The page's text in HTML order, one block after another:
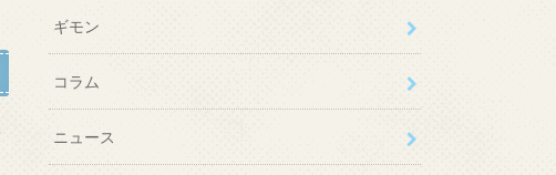
ギモン
コラム
ニュース